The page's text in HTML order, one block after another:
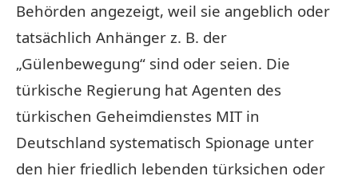
Behörden angezeigt, weil sie angeblich oder
tatsächlich Anhänger z. B. der
„Gülenbewegung“ sind oder seien. Die
türkische Regierung hat Agenten des
türkischen Geheimdienstes MIT in
Deutschland systematisch Spionage unter
den hier friedlich lebenden türksichen oder